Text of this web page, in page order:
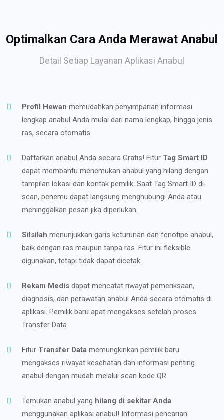
Optimalkan Cara Anda Merawat Anabul
Detail Setiap Layanan Aplikasi Anabul
Profil Hewan memudahkan penyimpanan informasi
lengkap anabul Anda mulai dari nama lengkap, hingga jenis
ras, secara otomatis.
Daftarkan anabul Anda secara Gratis! Fitur Tag Smart ID
dapat membantu menemukan anabul yang hilang dengan
tampilan lokasi dan kontak pemilik. Saat Tag Smart ID di-
scan, penemu dapat langsung menghubungi Anda atau
meninggalkan pesan jika diperlukan.
Silsilah menunjukkan garis keturunan dan fenotipe anabul,
baik dengan ras maupun tanpa ras. Fitur ini fleksible
digunakan, tetapi tidak dapat dicetak.
Rekam Medis dapat mencatat riwayat pemeriksaan,
diagnosis, dan perawatan anabul Anda secara otomatis di
aplikasi. Pemilik baru apat mengakses setelah proses
Transfer Data
Fitur Transfer Data memungkinkan pemilik baru
mengakses riwayat kesehatan dan informasi penting
anabul dengan mudah melalui scan kode QR.
Temukan anabul yang hilang di sekitar Anda
menggunakan aplikasi anabul! Informasi pencarian